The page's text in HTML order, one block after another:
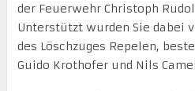
der Feuerwehr Christoph
Unterstützt wurden Sie dabei
des Löschzuges Repelen,
Guido Krothofer und Nils